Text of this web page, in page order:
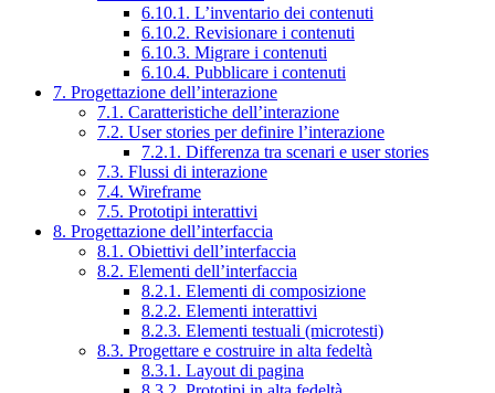
6.10.1. L’inventario dei contenuti
6.10.2. Revisionare i contenuti
6.10.3. Migrare i contenuti
6.10.4. Pubblicare i contenuti
7. Progettazione dell’interazione
7.1. Caratteristiche dell’interazione
7.2. User stories per definire l’interazione
7.2.1. Differenza tra scenari e user stories
7.3. Flussi di interazione
7.4. Wireframe
7.5. Prototipi interattivi
8. Progettazione dell’interfaccia
8.1. Obiettivi dell’interfaccia
8.2. Elementi dell’interfaccia
8.2.1. Elementi di composizione
8.2.2. Elementi interattivi
8.2.3. Elementi testuali (microtesti)
8.3. Progettare e costruire in alta fedeltà
8.3.1. Layout di pagina